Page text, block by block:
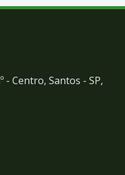
- Centro, Santos - SP,